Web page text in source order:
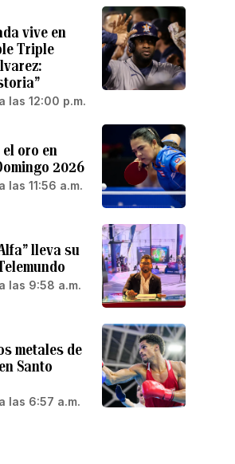
vive en
Triple
las 12:00 p.m.
oro en
2026
las 11:56 a.m.
lleva su
las 9:58 a.m.
metales de
Santo
las 6:57 a.m.